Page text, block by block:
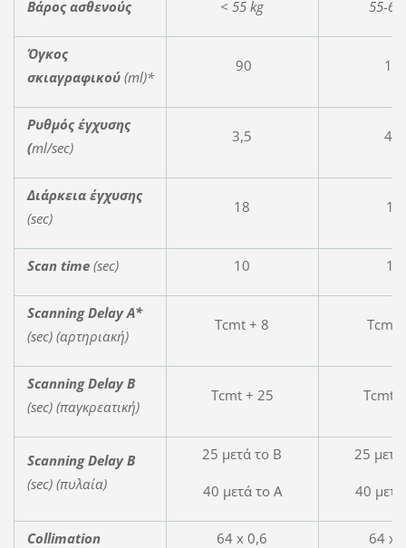
Βάρος ασθενούς < 55 kg 55-65
Όγκος
σκιαγραφικού (ml)*
90
Ρυθμός έγχυσης
(ml/sec)
3,5 4,0
Διάρκεια έγχυσης
(sec)
18 18
Scan time (sec) 10 10
Scanning Delay A*
(sec) (αρτηριακή)
Tcmt + 8 Tcmt
Scanning Delay B
(sec) (παγκρεατική)
Tcmt + 25 Tcmt
Scanning Delay B
(sec) (πυλαία)
25 μετά το Β
40 μετά το Α
25
40
Collimation 64 x 0,6 64 x